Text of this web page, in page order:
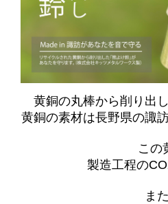
黄銅の丸棒から削り出
黄銅の素材は長野県の諏
この
製造工程の
ま